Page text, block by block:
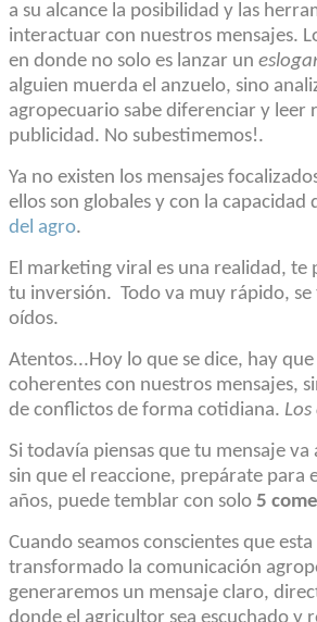
a su alcance la posibilidad y las
interactuar con nuestros mensajes.
en donde no solo es lanzar un
alguien muerda el anzuelo, sino
agropecuario sabe diferenciar y leer
publicidad. No subestimemos!.
Ya no existen los mensajes
ellos son globales y con la capacidad
del agro.
El marketing viral es una realidad,
tu inversión. Todo va muy rápido,
oídos.
Atentos...Hoy lo que se dice, hay
coherentes con nuestros mensajes,
de conflictos de forma cotidiana.
Si todavía piensas que tu mensaje
sin que el reaccione, prepárate para
años, puede temblar con solo 5
Cuando seamos conscientes que
transformado la comunicación
generaremos un mensaje claro,